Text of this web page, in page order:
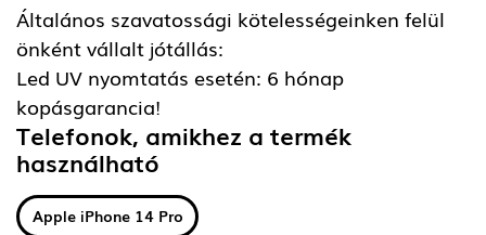
Általános szavatossági kötelességeinken felül
önként vállalt jótállás:
Led UV nyomtatás esetén: 6 hónap
kopásgarancia!
Telefonok, amikhez a termék
használható
Apple iPhone 14 Pro